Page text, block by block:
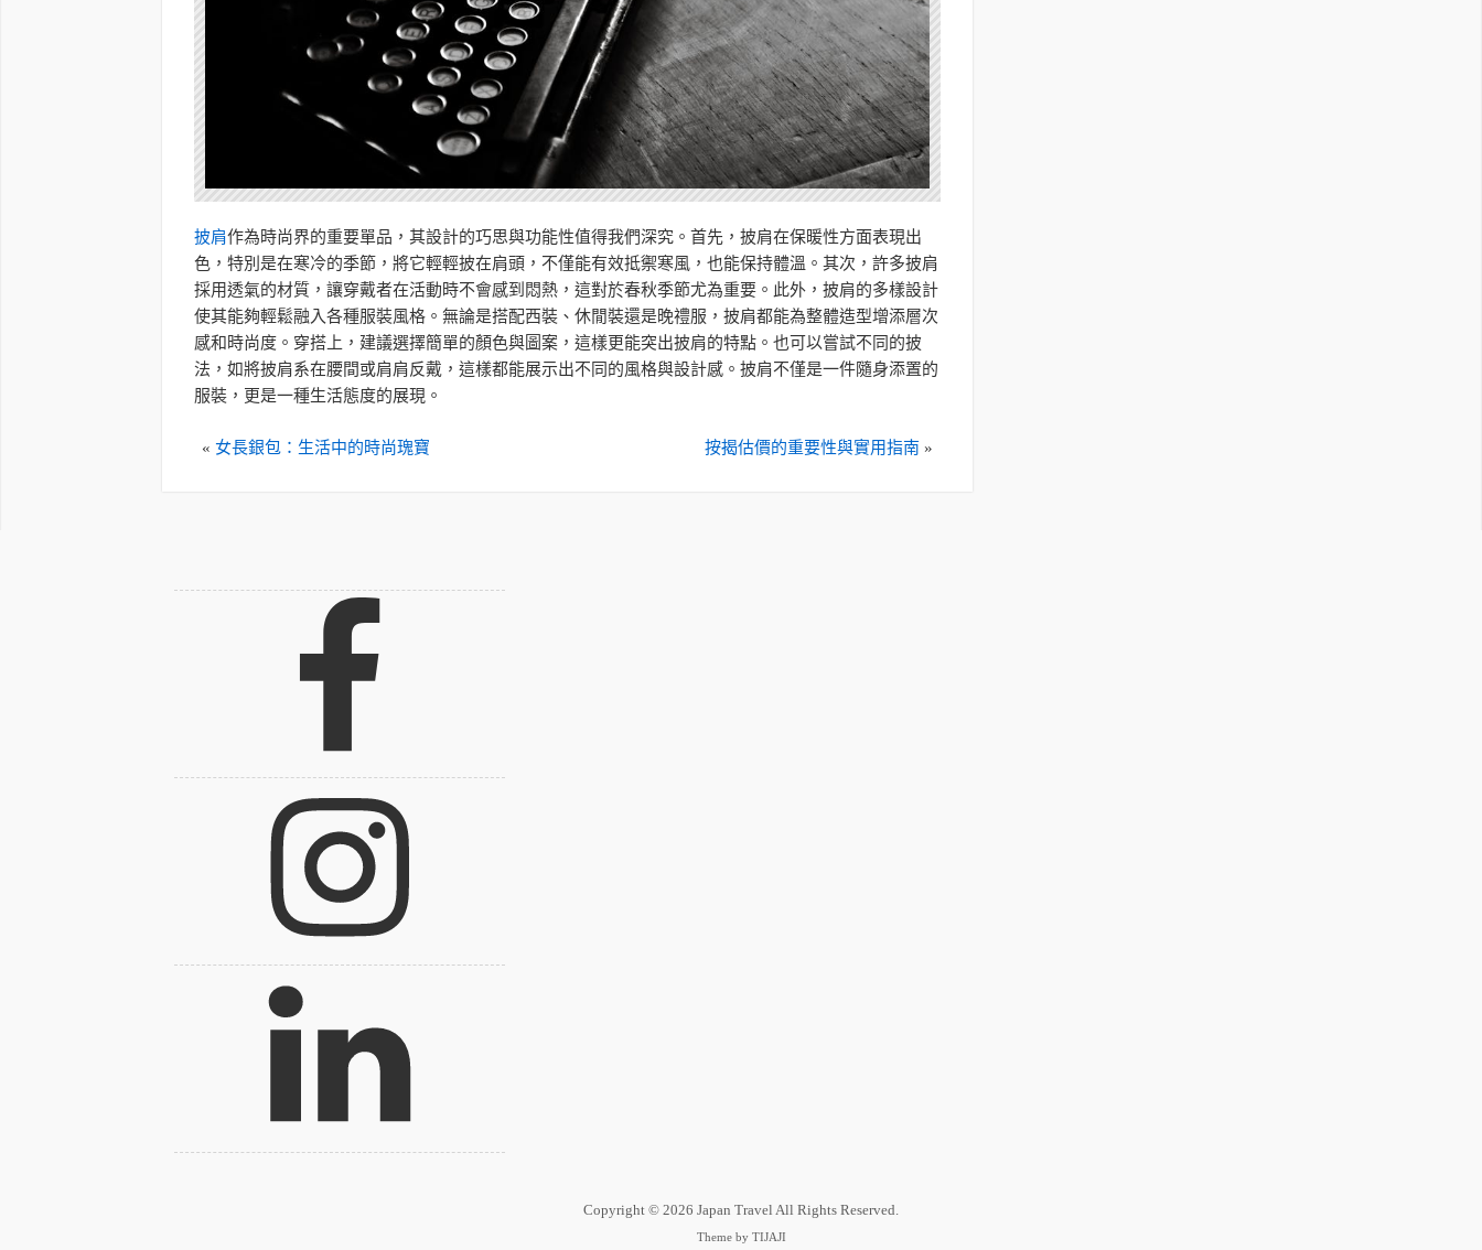
披肩作為時尚界的重要單品，其設計的巧思與功能性值得我們深究。首先，披肩在保暖性方面表現出
色，特別是在寒冷的季節，將它輕輕披在肩頭，不僅能有效抵禦寒風，也能保持體溫。其次，許多披肩
採用透氣的材質，讓穿戴者在活動時不會感到悶熱，這對於春秋季節尤為重要。此外，披肩的多樣設計
使其能夠輕鬆融入各種服裝風格。無論是搭配西裝、休閒裝還是晚禮服，披肩都能為整體造型增添層次
感和時尚度。穿搭上，建議選擇簡單的顏色與圖案，這樣更能突出披肩的特點。也可以嘗試不同的披
法，如將披肩系在腰間或肩肩反戴，這樣都能展示出不同的風格與設計感。披肩不僅是一件隨身添置的
服裝，更是一種生活態度的展現。
«女長銀包：生活中的時尚瑰寶 按揭估價的重要性與實用指南»
Copyright © 2026 Japan Travel All Rights Reserved.
Theme by TIJAJI